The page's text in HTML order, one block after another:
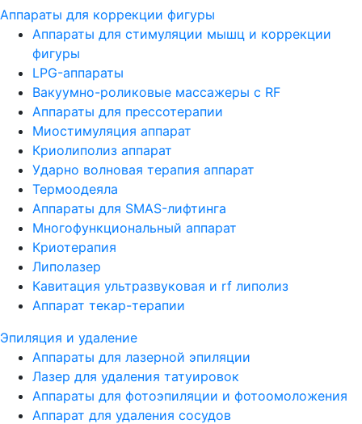
Аппараты для коррекции фигуры
Аппараты для стимуляции мышц и коррекции
фигуры
LPG-аппараты
Вакуумно-роликовые массажеры с RF
Аппараты для прессотерапии
Миостимуляция аппарат
Криолиполиз аппарат
Ударно волновая терапия аппарат
Термоодеяла
Аппараты для SMAS-лифтинга
Многофункциональный аппарат
Криотерапия
Липолазер
Кавитация ультразвуковая и rf липолиз
Аппарат текар-терапии
Эпиляция и удаление
Аппараты для лазерной эпиляции
Лазер для удаления татуировок
Аппараты для фотоэпиляции и фотоомоложения
Аппарат для удаления сосудов